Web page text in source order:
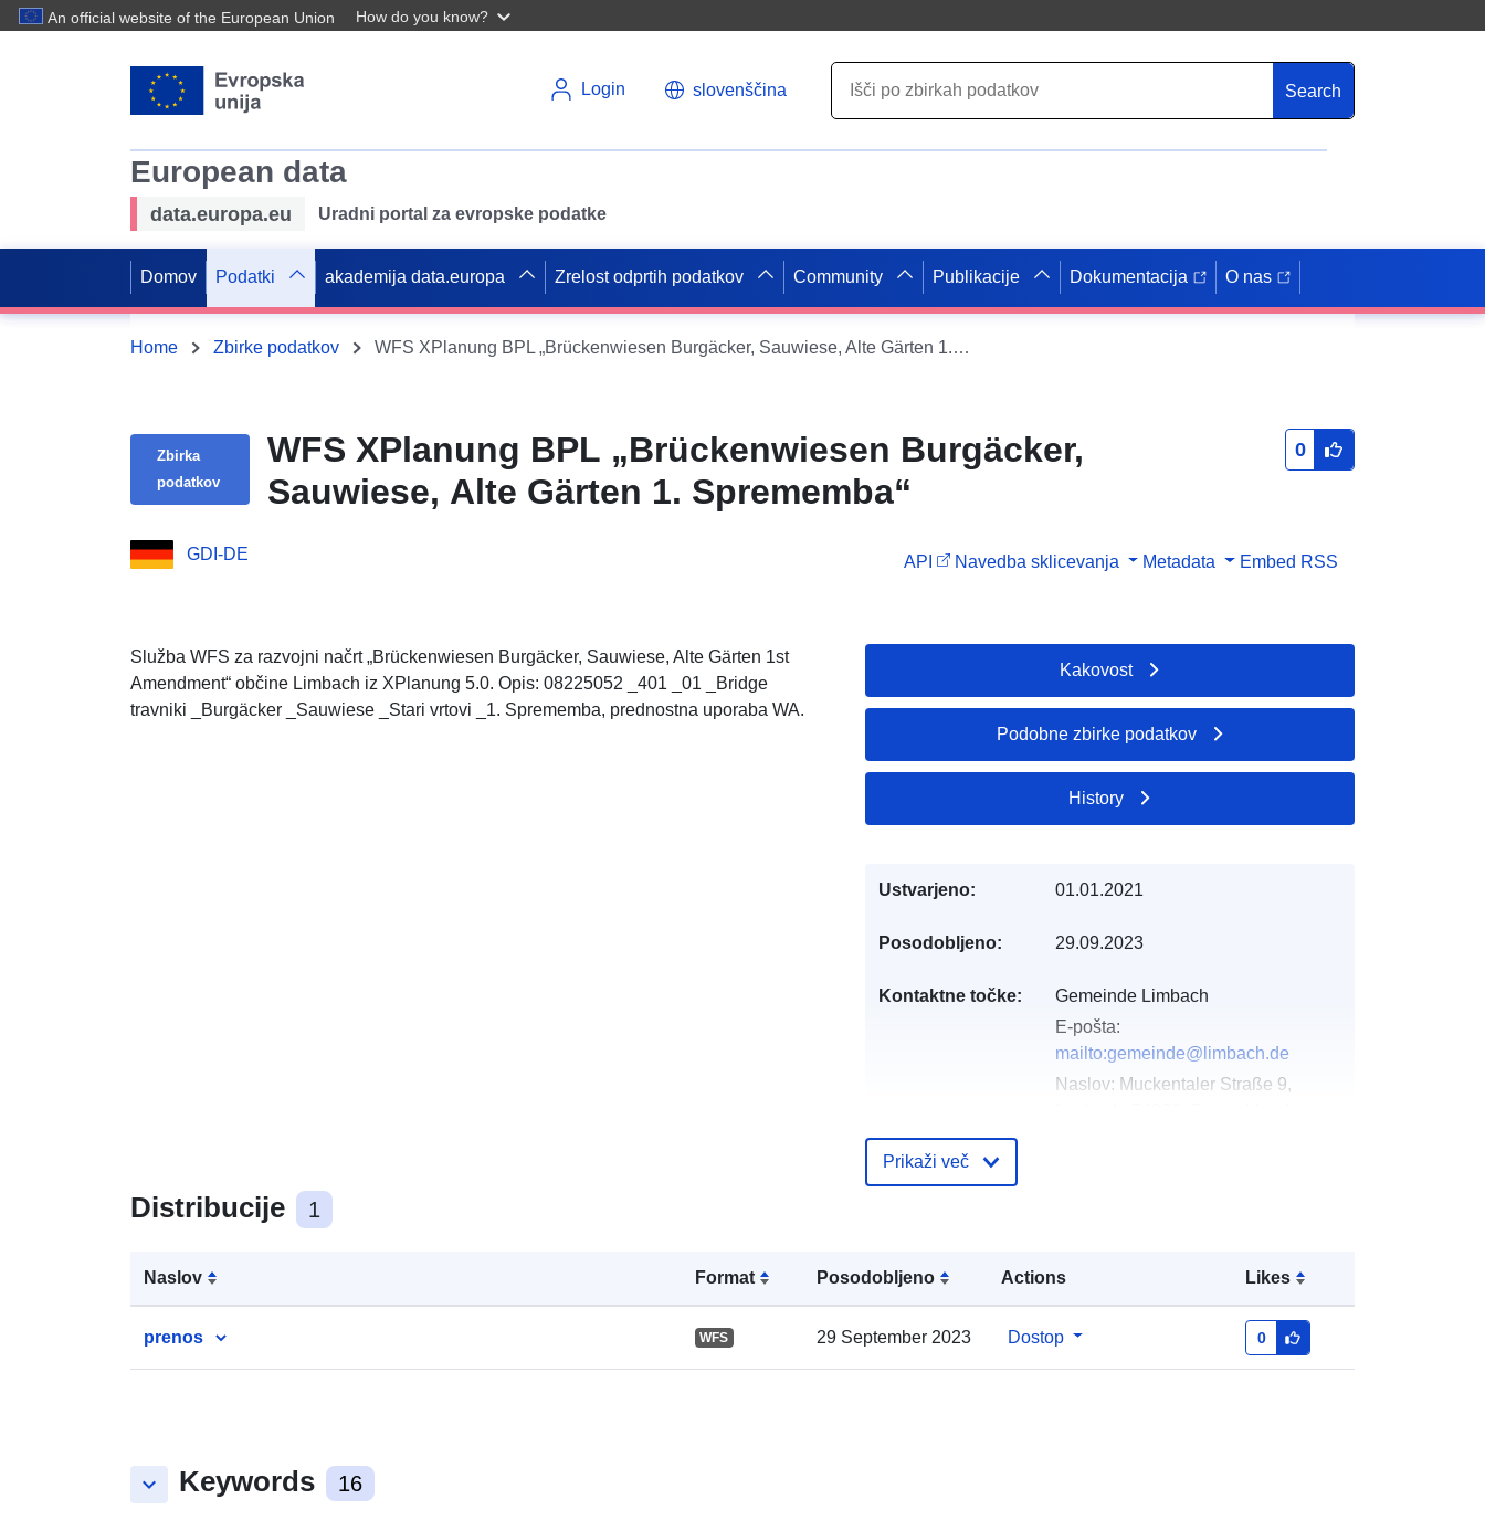
An official website of the European Union How do you know?
Login slovenščina Search
European data
data.europa.eu Uradni portal za evropske podatke
Domov Podatki akademija data.europa Zrelost odprtih podatkov Community Publikacije Dokumentacija O nas
Home Zbirke podatkov WFS XPlanung BPL „Brückenwiesen Burgäcker, Sauwiese, Alte Gärten 1. Sprememba“
Zbirka
podatkov
WFS XPlanung BPL „Brückenwiesen Burgäcker,
Sauwiese, Alte Gärten 1. Sprememba“
0
GDI-DE API Navedba sklicevanja Metadata Embed RSS
Služba WFS za razvojni načrt „Brückenwiesen Burgäcker, Sauwiese, Alte Gärten 1st
Amendment“ občine Limbach iz XPlanung 5.0. Opis: 08225052 _401 _01 _Bridge
travniki _Burgäcker _Sauwiese _Stari vrtovi _1. Sprememba, prednostna uporaba WA.
Distribucije 1
Naslov Format Posodobljeno Actions Likes
prenos WFS 29 September 2023 Dostop 0
keyboard_arrow_down Keywords 16
Kakovost
Podobne zbirke podatkov
History
Ustvarjeno: 01.01.2021
Posodobljeno: 29.09.2023
Kontaktne točke:
Gemeinde Limbach
E-pošta:
mailto:gemeinde@limbach.de
Naslov: Muckentaler Straße 9,
03 August 2026
Prostorski: Usklajuje:
49.4855404 ], [ 9.2190717,
Prikaži več